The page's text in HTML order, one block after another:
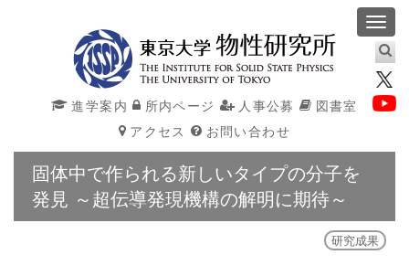
進学案内 所内ページ 人事公募
図書室
アクセス
お問い合わせ
固体中で作られる新しいタイプの分子を
発見 ～超伝導発現機構の解明に期待～
研究成果